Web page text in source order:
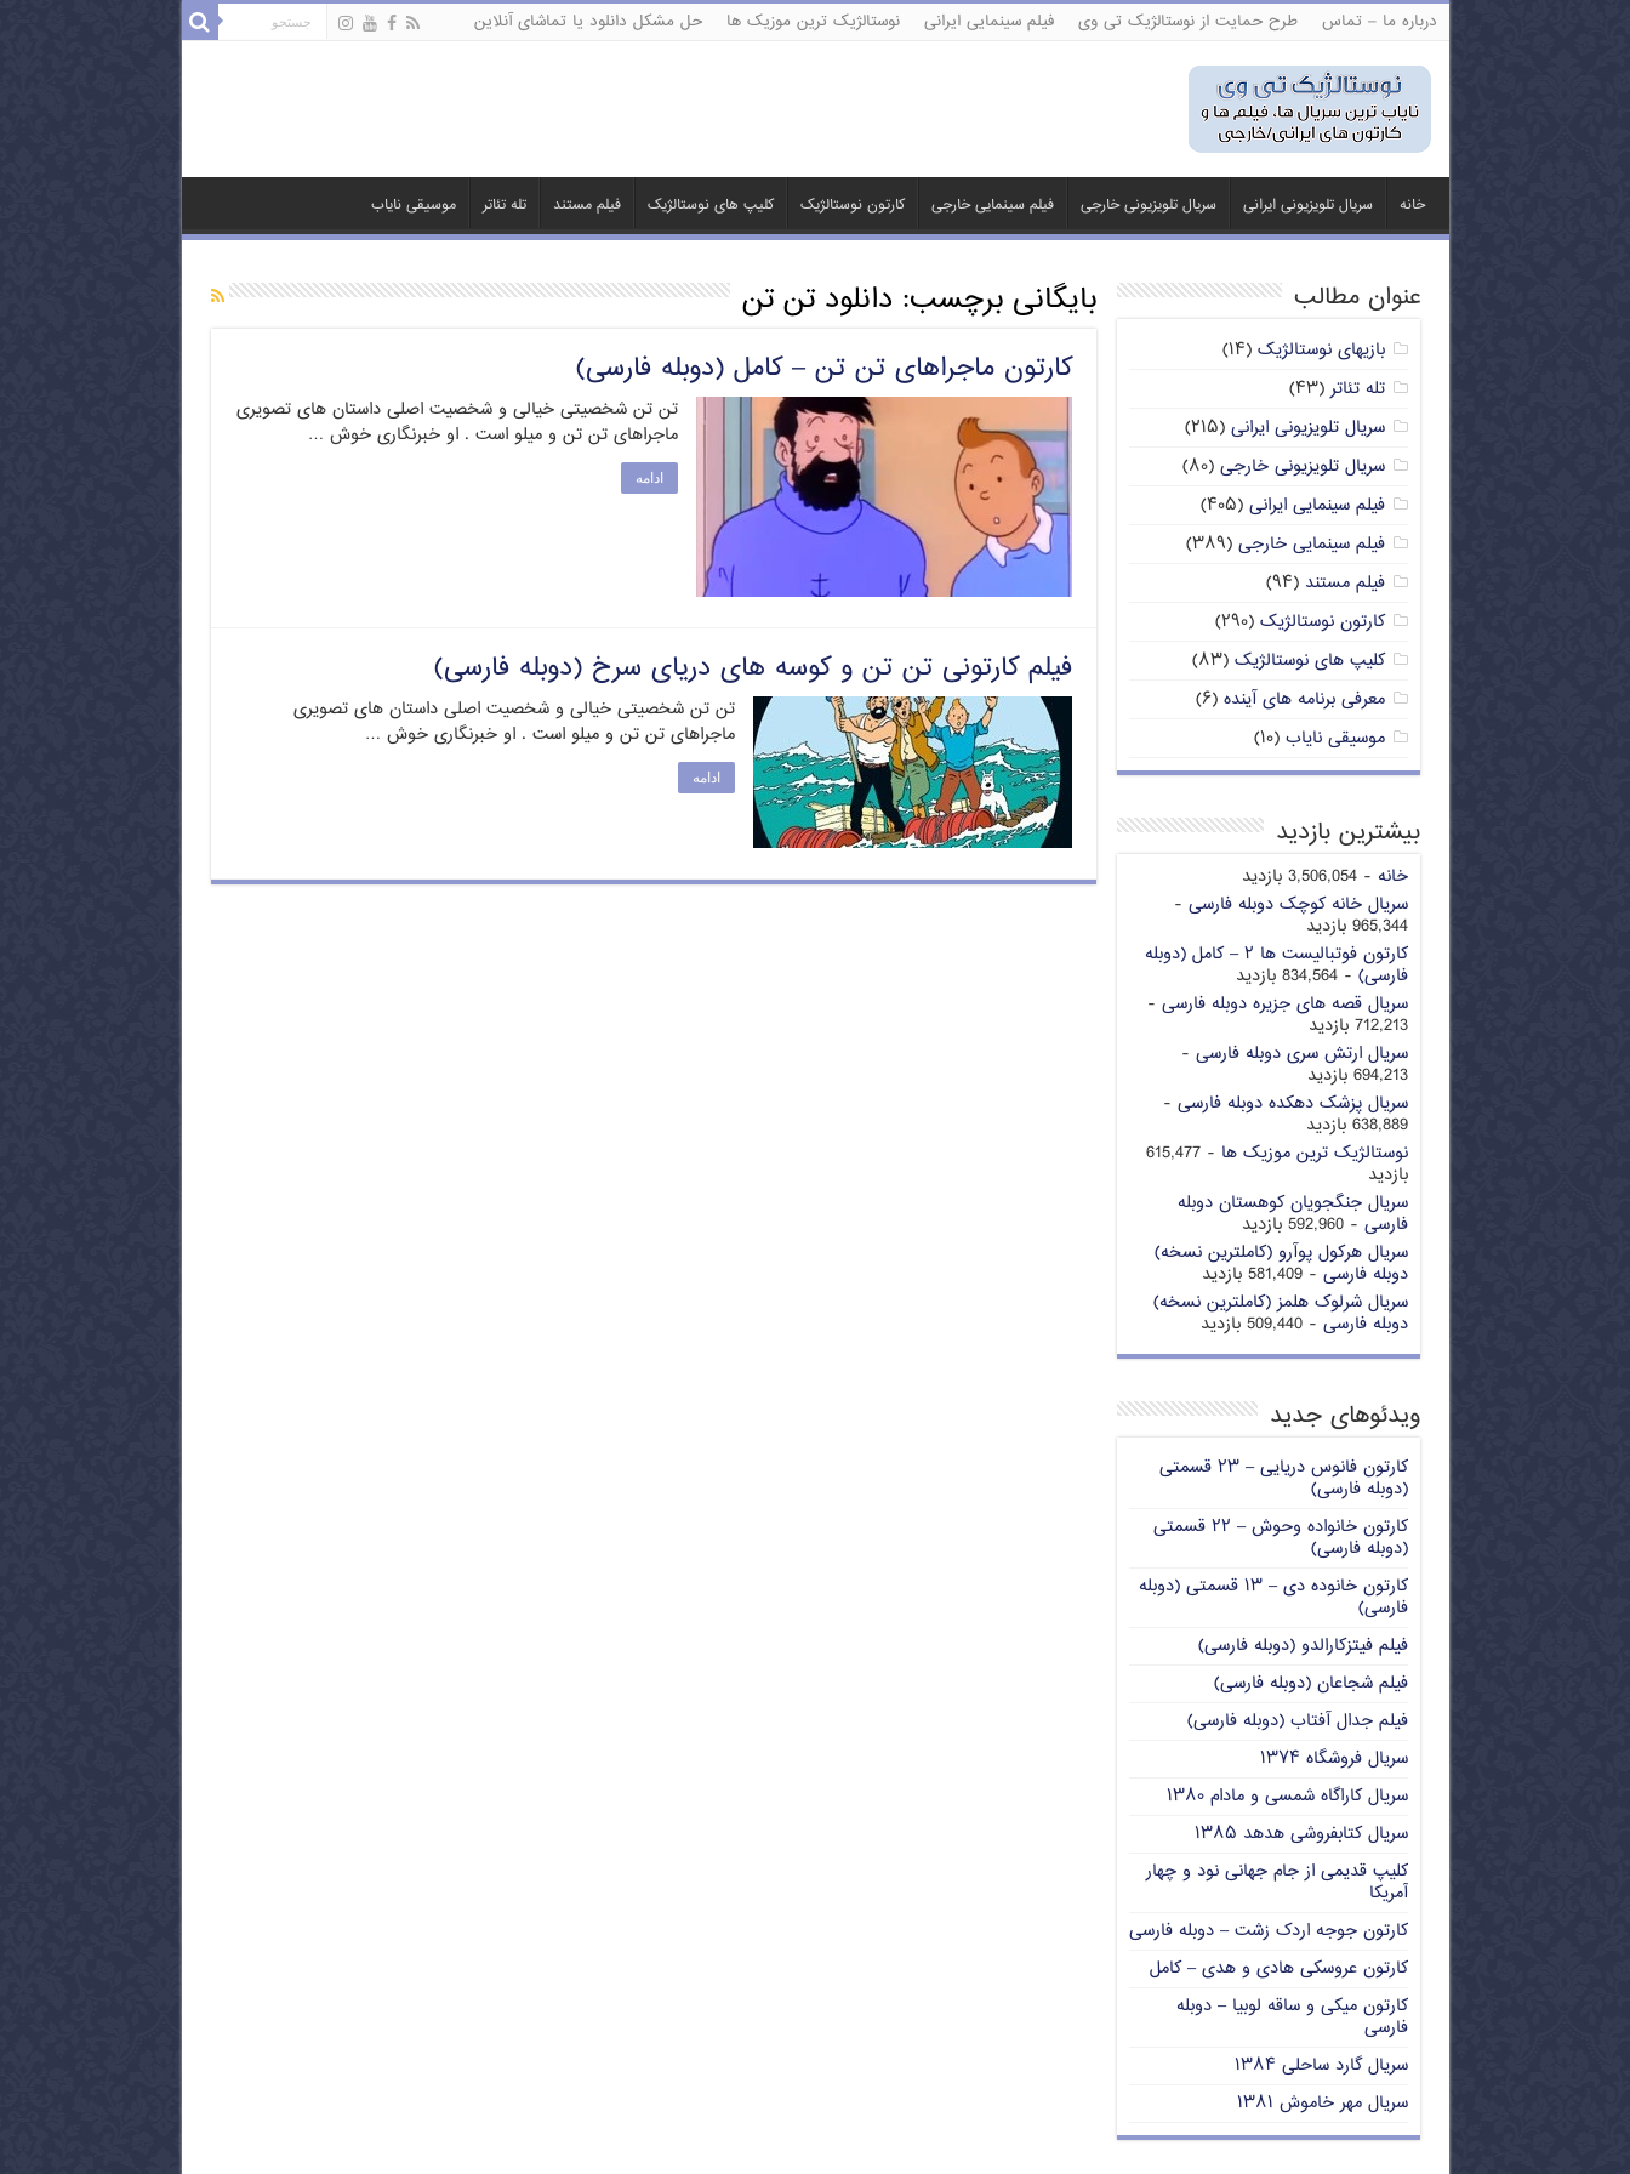
درباره ما – تماس طرح حمایت از نوستالژیک تی وی فیلم سینمایی ایرانی نوستالژیک ترین موزیک ها حل مشکل دانلود یا تماشای آنلاین
خانه سریال تلویزیونی ایرانی سریال تلویزیونی خارجی فیلم سینمایی خارجی کارتون نوستالژیک کلیپ های نوستالژیک فیلم مستند تله تئاتر موسیقی نایاب
بایگانی برچسب: دانلود تن تن
کارتون ماجراهای تن تن – کامل (دوبله فارسی)
تن تن شخصیتی خیالی و شخصیت اصلی داستان های تصویری
ماجراهای تن تن و میلو است . او خبرنگاری خوش …
ادامه
فیلم کارتونی تن تن و کوسه های دریای سرخ (دوبله فارسی)
تن تن شخصیتی خیالی و شخصیت اصلی داستان های تصویری
ماجراهای تن تن و میلو است . او خبرنگاری خوش …
ادامه
عنوان مطالب
بازیهای نوستالژیک (۱۴)
تله تئاتر(۴۳)
سریال تلویزیونی ایرانی (۲۱۵)
سریال تلویزیونی خارجی (۸۰)
فیلم سینمایی ایرانی (۴۰۵)
فیلم سینمایی خارجی (۳۸۹)
فیلم مستند (۹۴)
کارتون نوستالژیک (۲۹۰)
کلیپ های نوستالژیک (۸۳)
معرفی برنامه های آینده (۶)
موسیقی نایاب (۱۰)
بیشترین بازدید
خانه - 3,506,054 بازدید
سریال خانه کوچک دوبله فارسی -
965,344 بازدید
کارتون فوتبالیست ها ۲ – کامل (دوبله
فارسی) - 834,564 بازدید
سریال قصه های جزیره دوبله فارسی -
712,213 بازدید
سریال ارتش سری دوبله فارسی -
694,213 بازدید
سریال پزشک دهکده دوبله فارسی -
638,889 بازدید
نوستالژیک ترین موزیک ها
- 615,477
بازدید
سریال جنگجویان کوهستان دوبله
فارسی - 592,960 بازدید
سریال هرکول پوآرو (کاملترین نسخه)
دوبله فارسی - 581,409 بازدید
سریال شرلوک هلمز (کاملترین نسخه)
دوبله فارسی - 509,440 بازدید
ویدئوهای جدید
کارتون فانوس دریایی – ۲۳ قسمتی
(دوبله فارسی)
کارتون خانواده وحوش – ۲۲ قسمتی
(دوبله فارسی)
کارتون خانوده دی – ۱۳ قسمتی (دوبله
فارسی)
فیلم فیتزکارالدو (دوبله فارسی)
فیلم شجاعان (دوبله فارسی)
فیلم جدال آفتاب (دوبله فارسی)
سریال فروشگاه ۱۳۷۴
سریال کاراگاه شمسی و مادام ۱۳۸۰
سریال کتابفروشی هدهد ۱۳۸۵
کلیپ قدیمی از جام جهانی نود و چهار
آمریکا
کارتون جوجه اردک زشت – دوبله فارسی
کارتون عروسکی هادی و هدی – کامل
کارتون میکی و ساقه لوبیا – دوبله
فارسی
سریال گارد ساحلی ۱۳۸۴
سریال مهر خاموش ۱۳۸۱